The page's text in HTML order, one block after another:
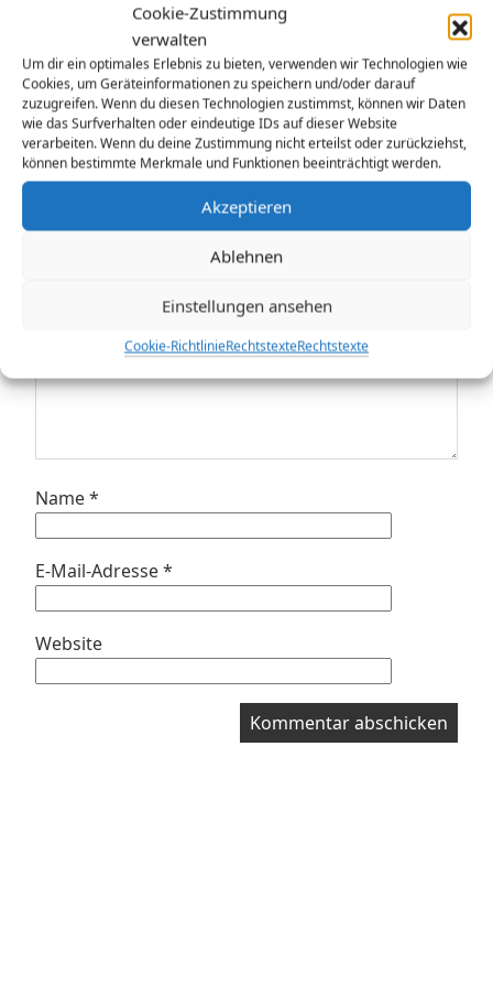
Cookie-Zustimmung
verwalten
Um dir ein optimales Erlebnis zu bieten, verwenden wir Technologien wie
Cookies, um Geräteinformationen zu speichern und/oder darauf
zuzugreifen. Wenn du diesen Technologien zustimmst, können wir Daten
wie das Surfverhalten oder eindeutige IDs auf dieser Website
verarbeiten. Wenn du deine Zustimmung nicht erteilst oder zurückziehst,
können bestimmte Merkmale und Funktionen beeinträchtigt werden.
Akzeptieren
Ablehnen
Einstellungen ansehen
Cookie-RichtlinieRechtstexteRechtstexte
Beitrag:
Andacht zum 11. Sonntag nach Trinitatis (Bibeltext:
Eph 2,4-10)
Schreibe einen Kommentar
Deine E-Mail-Adresse wird nicht veröffentlicht.
Erforderliche Felder sind mit*markiert
Name*
E-Mail-Adresse*
Website